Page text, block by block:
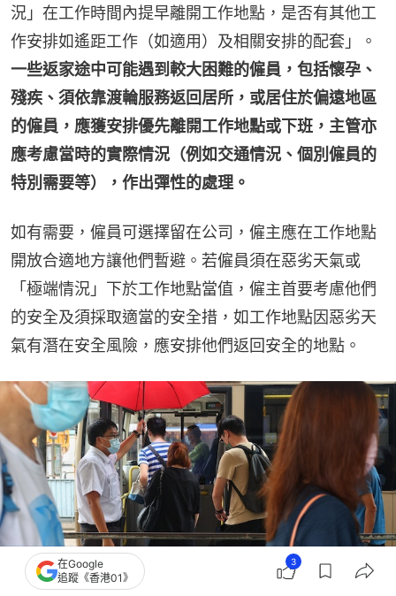
況」在工作時間內提早離開工作地點，是否有其他工
作安排如遙距工作（如適用）及相關安排的配套」。
一些返家途中可能遇到較大困難的僱員，包括懷孕、
殘疾、須依靠渡輪服務返回居所，或居住於偏遠地區
的僱員，應獲安排優先離開工作地點或下班，主管亦
應考慮當時的實際情況（例如交通情況、個別僱員的
特別需要等），作出彈性的處理。
如有需要，僱員可選擇留在公司，僱主應在工作地點
開放合適地方讓他們暫避。若僱員須在惡劣天氣或
「極端情況」下於工作地點當值，僱主首要考慮他們
的安全及須採取適當的安全措，如工作地點因惡劣天
氣有潛在安全風險，應安排他們返回安全的地點。
在Google
追蹤《香港01》
3